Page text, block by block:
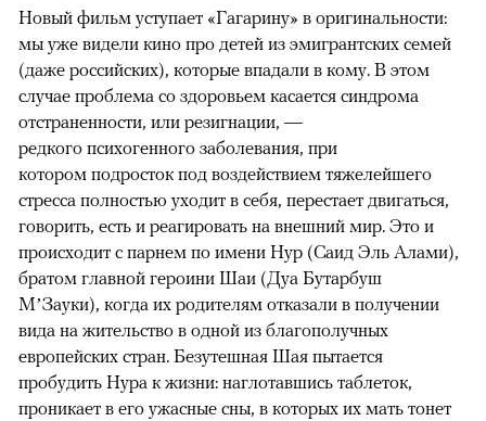
Новый фильм уступает «Гагарину» в оригинальности:
мы уже видели кино про детей из эмигрантских семей
(даже российских), которые впадали в кому. В этом
случае проблема со здоровьем касается синдрома
отстраненности, или резигнации, —
редкого психогенного заболевания, при
котором подросток под воздействием тяжелейшего
стресса полностью уходит в себя, перестает двигаться,
говорить, есть и реагировать на внешний мир. Это и
происходит с парнем по имени Нур (Саид Эль Алами),
братом главной героини Шаи (Дуа Бутарбуш
М’Зауки), когда их родителям отказали в получении
вида на жительство в одной из благополучных
европейских стран. Безутешная Шая пытается
пробудить Нура к жизни: наглотавшись таблеток,
проникает в его ужасные сны, в которых их мать тонет